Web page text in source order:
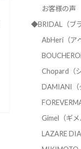
お客様の声
◆BRIDAL（ブラ
AbHeri（ア
Chopard（
DAMIANI（
Gimel（ギメ
LAZARE